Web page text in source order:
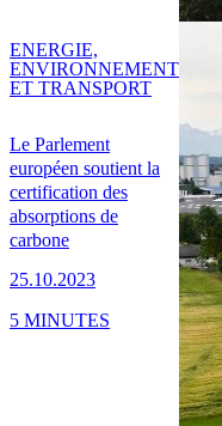
Le Parlement
européen soutient la
certification des
absorptions de
carbone
25.10.2023
ENERGIE,
ENVIRONNEMENT
ET TRANSPORT
5 MINUTES